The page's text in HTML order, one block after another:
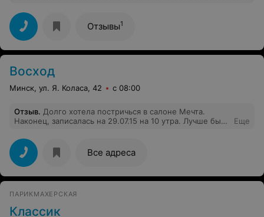
Отзывы1
Восход
Минск, ул. Я. Коласа, 42 с 08:00
Отзыв. Долго хотела постричься в салоне Мечта.
Наконец, записалась на 29.07.15 на 10 утра. Лучше бы
плохо - не сказать ничего. Меня просто обскубали, по
другому не скажешь Пришла с длинным хвостом и
попросила постричь кругленько, без филировочных
ножниц. В итоге: стала общипанная курица. Перья в
разные стороны, ничего не лежит.Формы нет. Мастер
кресло от двери во втором зале) между стрижкой
меня, еще красила женщину. То есть, бросала меня
стричь и шла к той женщине. Утешаю себя тем, что
Еще
Все адреса
ПАРИКМАХЕРСКАЯ
Классик